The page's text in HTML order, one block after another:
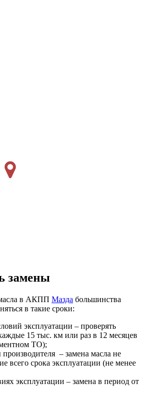
замены
в АКПП Мазда большинства
в такие сроки:
эксплуатации – проверять
15 тыс. км или раз в 12 месяцев
ТО);
– замена масла не
всего срока эксплуатации (не менее
эксплуатации – замена в период от